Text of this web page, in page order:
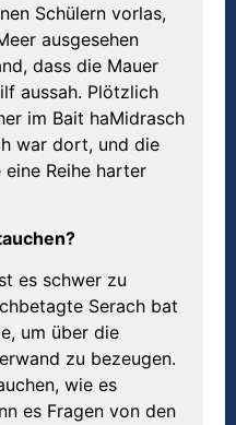
Schülern vorlas,
ausgesehen
dass die Mauer
aussah. Plötzlich
im Bait haMidrasch
war dort, und die
eine Reihe harter
es schwer zu
Serach bat
um über die
zu bezeugen.
wie es
es Fragen von den